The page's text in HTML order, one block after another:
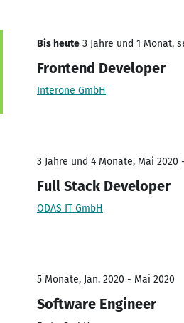
Bis heute 3 Jahre und 1 Monat,
Frontend Developer
Interone GmbH
3 Jahre und 4 Monate, Mai 2020
Full Stack Developer
ODAS IT GmbH
5 Monate, Jan. 2020 - Mai 2020
Software Engineer